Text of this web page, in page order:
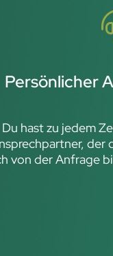
Persönlicher
Du hast zu jedem
der
von der Anfrage